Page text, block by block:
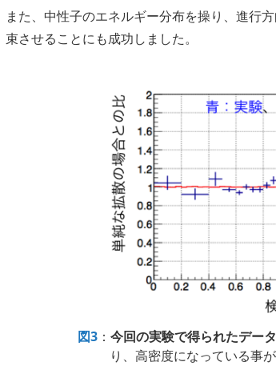
また、中性子のエネルギー分布を操り、進行
束させることにも成功しました。
図3 ： 今回の実験で得られたデータ
り、高密度になっている事が